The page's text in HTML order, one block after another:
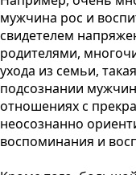
мужчина рос и
свидетелем
родителями,
ухода из семьи,
подсознании
отношениях с
неосознанно
воспоминания и